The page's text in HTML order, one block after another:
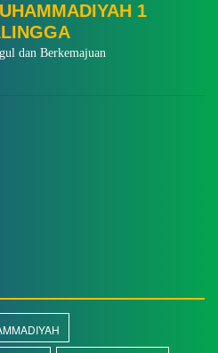
1
dan Berkemajuan